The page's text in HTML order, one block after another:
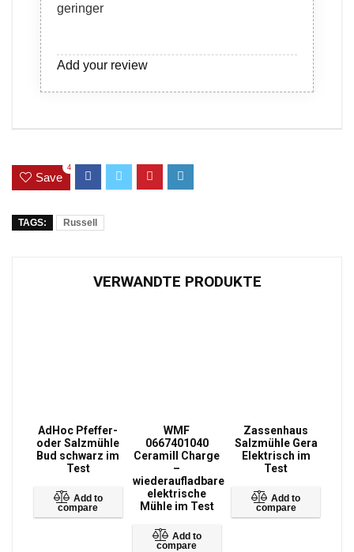
geringer
Add your review
Save
4
TAGS: Russell
VERWANDTE PRODUKTE
AdHoc Pfeffer-
oder Salzmühle
Bud schwarz im
Test
Add to
compare
WMF
0667401040
Ceramill Charge
–
wiederaufladbare
elektrische
Mühle im Test
Add to
compare
Zassenhaus
Salzmühle Gera
Elektrisch im
Test
Add to
compare